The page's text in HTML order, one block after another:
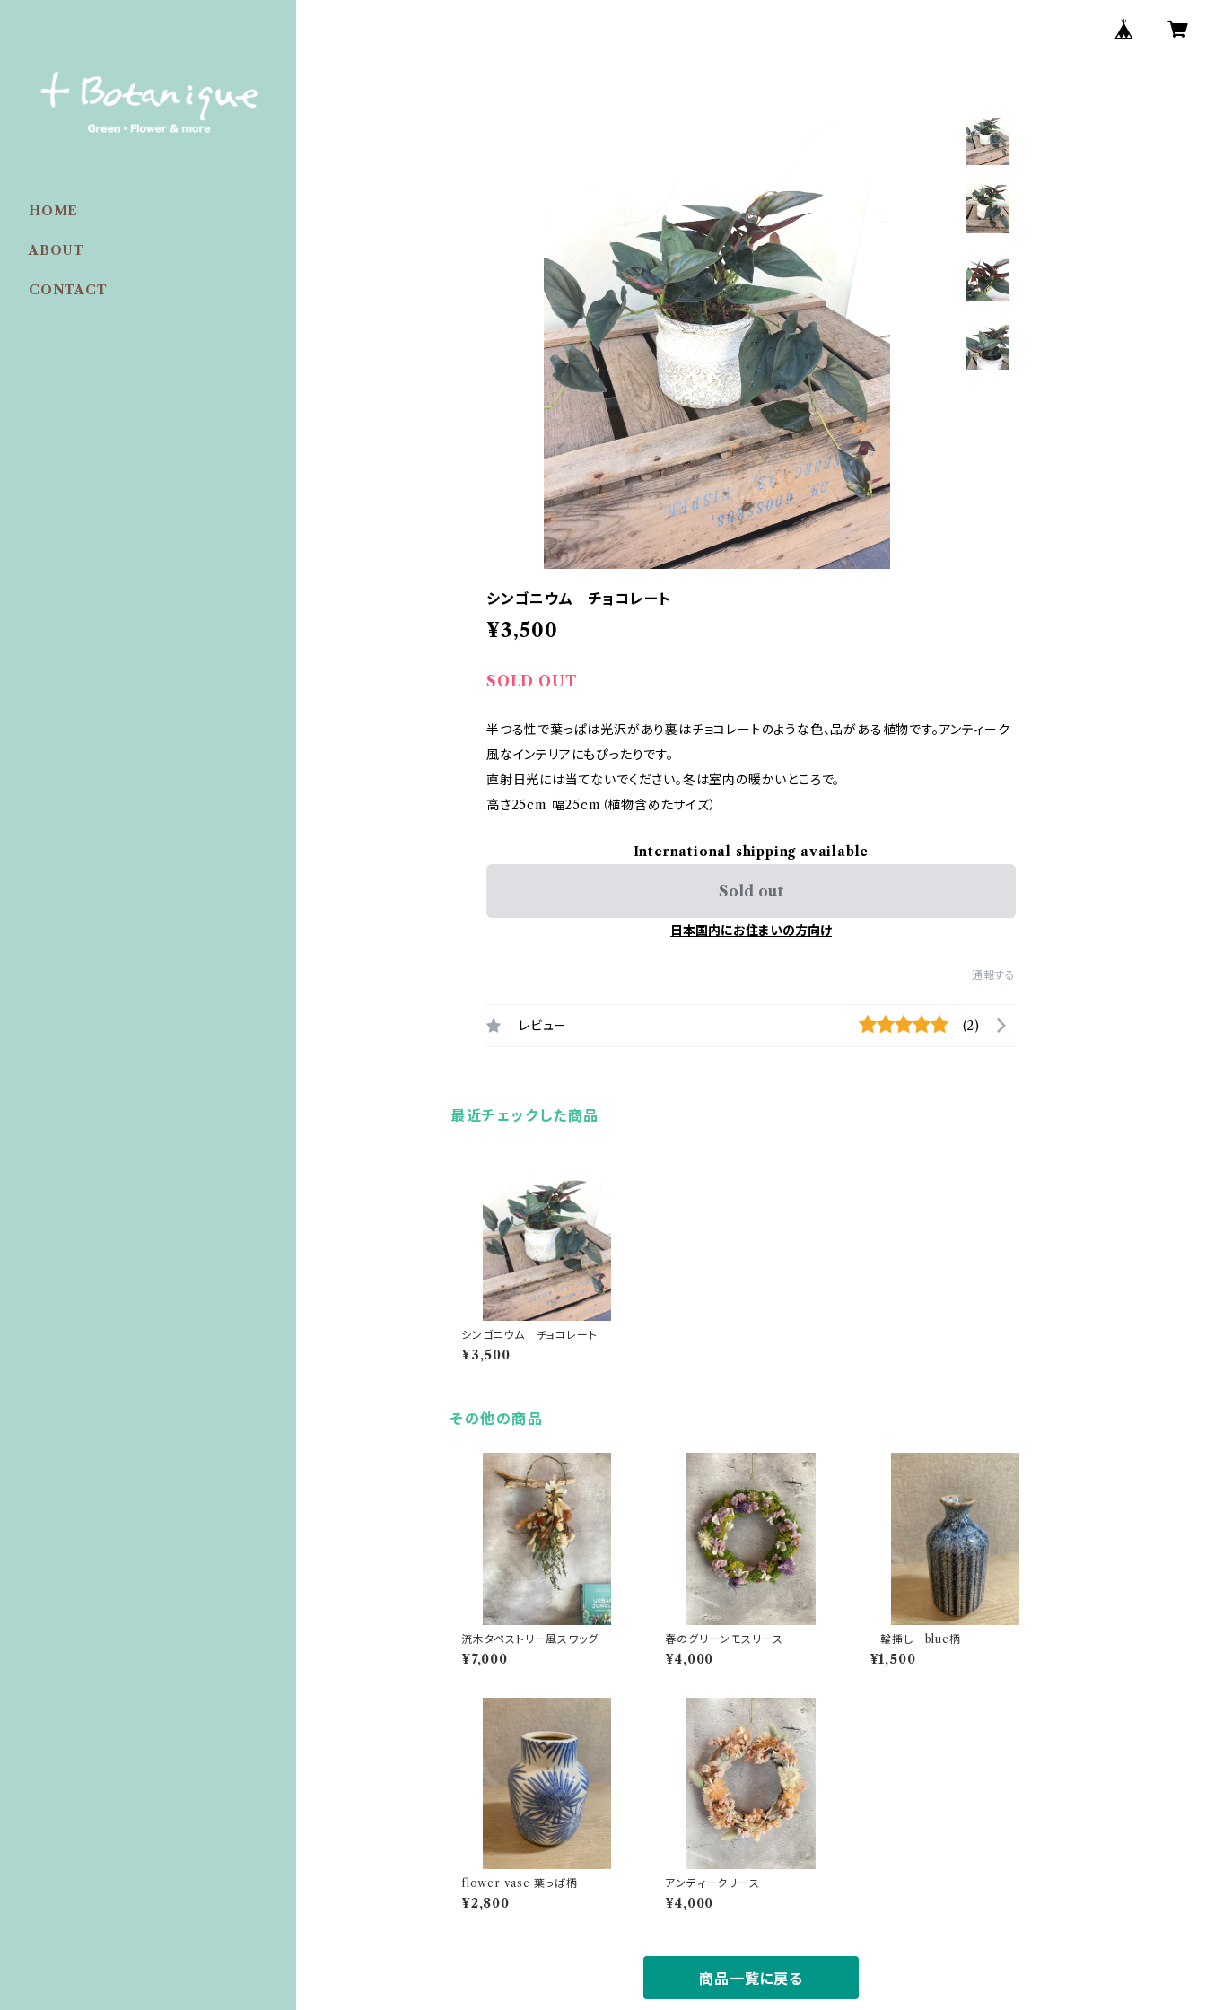
シンゴニウム チョコレート
¥3,500
SOLD OUT
半つる性で葉っぱは光沢があり裏はチョコレートのような色、品がある植物です。アンティーク
風なインテリアにもぴったりです。
直射日光には当てないでください。冬は室内の暖かいところで。
高さ25cm 幅25cm（植物含めたサイズ）
International shipping available
Sold out
日本国内にお住まいの方向け
通報する
レビュー (2)
最近チェックした商品
シンゴニウム チョコレート
¥3,500
その他の商品
流木タペストリー風スワッグ
¥7,000
春のグリーンモスリース
¥4,000
一輪挿し blue柄
¥1,500
flower vase 葉っぱ柄
¥2,800
アンティークリース
¥4,000
商品一覧に戻る
HOME
ABOUT
CONTACT